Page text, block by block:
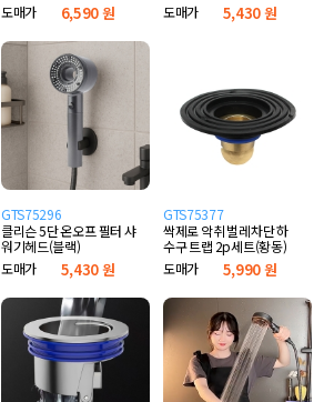
도매가
6,590 원
도매가
5,430 원
GTS75296
클리슨 5단 온오프 필터 샤
워기헤드(블랙)
도매가
5,430 원
GTS75377
싹제로 악취 벌레차단 하
수구 트랩 2p세트(황동)
도매가
5,990 원